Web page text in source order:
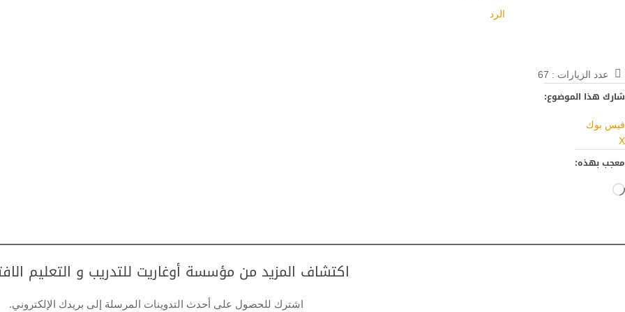
الرد
عدد الزيارات : 67
شارك هذا الموضوع:
فيس بوك
X
معجب بهذه:
جاري
اكتشاف المزيد من مؤسسة أوغاريت للتدريب و التعليم
اشترك للحصول على أحدث التدوينات المرسلة إلى بريدك الإلكتروني.